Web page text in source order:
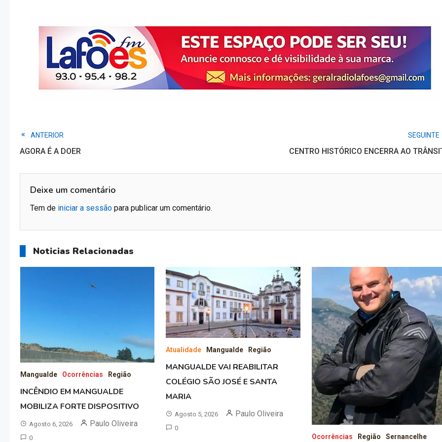
Read
articles
ANTERIOR
AGORA É A DOER
SEGUINTE
CENTRO HISTÓRICO ENCERRA AO
Deixe um comentário
Tem de iniciar a sessão para publicar um comentário.
Noticias Relacionadas
Mangualde Ocorrências Região
INCÊNDIO EM MANGUALDE
MOBILIZA FORTE DISPOSITIVO
Agosto 6, 2026 Paulo Oliveira
0
Atualidade Mangualde Região
MANGUALDE VAI REABILITAR
COLÉGIO SÃO JOSÉ E SANTA
MARIA
Agosto 5, 2026 Paulo Oliveira
0
Ocorrências Região Sernancelhe